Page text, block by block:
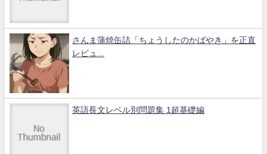
さんま蒲焼缶詰「ちょうしたのかばやき」を正直
レビュ...
英語長文レベル別問題集 1超基礎編